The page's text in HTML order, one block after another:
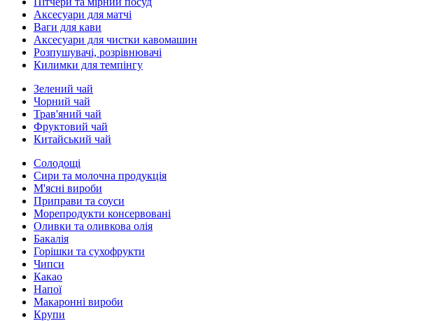
Аксесуари для матчі
Ваги для кави
Аксесуари для чистки кавомашин
Розпушувачі, розрівнювачі
Килимки для темпінгу
Зелений чай
Чорний чай
Трав'яний чай
Фруктовий чай
Китайський чай
Солодощі
Сири та молочна продукція
М'ясні вироби
Приправи та соуси
Морепродукти консервовані
Оливки та оливкова олія
Бакалія
Горішки та сухофрукти
Чипси
Какао
Напої
Макаронні вироби
Крупи